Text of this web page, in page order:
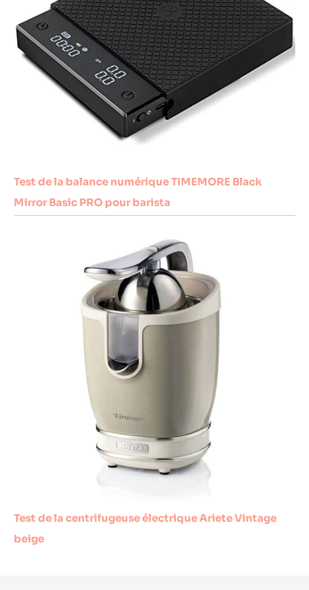
Test de la balance numérique TIMEMORE Black
Mirror Basic PRO pour barista
Test de la centrifugeuse électrique Ariete Vintage
beige